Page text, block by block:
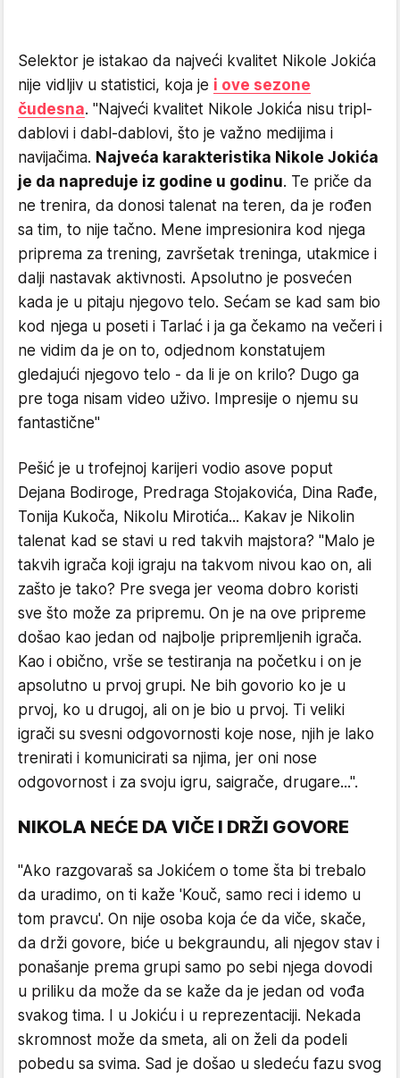
Selektor je istakao da najveći kvalitet Nikole Jokića
nije vidljiv u statistici, koja je i ove sezone
čudesna. "Najveći kvalitet Nikole Jokića nisu tripl-
dablovi i dabl-dablovi, što je važno medijima i
navijačima. Najveća karakteristika Nikole Jokića
je da napreduje iz godine u godinu. Te priče da
ne trenira, da donosi talenat na teren, da je rođen
sa tim, to nije tačno. Mene impresionira kod njega
priprema za trening, završetak treninga, utakmice i
dalji nastavak aktivnosti. Apsolutno je posvećen
kada je u pitaju njegovo telo. Sećam se kad sam bio
kod njega u poseti i Tarlać i ja ga čekamo na večeri i
ne vidim da je on to, odjednom konstatujem
gledajući njegovo telo - da li je on krilo? Dugo ga
pre toga nisam video uživo. Impresije o njemu su
fantastične"
Pešić je u trofejnoj karijeri vodio asove poput
Dejana Bodiroge, Predraga Stojakovića, Dina Rađe,
Tonija Kukoča, Nikolu Mirotića... Kakav je Nikolin
talenat kad se stavi u red takvih majstora? "Malo je
takvih igrača koji igraju na takvom nivou kao on, ali
zašto je tako? Pre svega jer veoma dobro koristi
sve što može za pripremu. On je na ove pripreme
došao kao jedan od najbolje pripremljenih igrača.
Kao i obično, vrše se testiranja na početku i on je
apsolutno u prvoj grupi. Ne bih govorio ko je u
prvoj, ko u drugoj, ali on je bio u prvoj. Ti veliki
igrači su svesni odgovornosti koje nose, njih je lako
trenirati i komunicirati sa njima, jer oni nose
odgovornost i za svoju igru, saigrače, drugare...".
NIKOLA NEĆE DA VIČE I DRŽI GOVORE
"Ako razgovaraš sa Jokićem o tome šta bi trebalo
da uradimo, on ti kaže 'Kouč, samo reci i idemo u
tom pravcu'. On nije osoba koja će da viče, skače,
da drži govore, biće u bekgraundu, ali njegov stav i
ponašanje prema grupi samo po sebi njega dovodi
u priliku da može da se kaže da je jedan od vođa
svakog tima. I u Jokiću i u reprezentaciji. Nekada
skromnost može da smeta, ali on želi da podeli
pobedu sa svima. Sad je došao u sledeću fazu svog